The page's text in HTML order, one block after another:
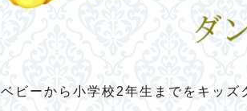
ベビーから小学校2年生までをキッズ